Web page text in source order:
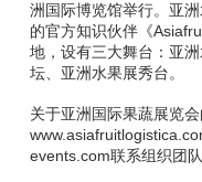
洲国际博览馆举行。亚
的官方知识伙伴《
地，设有三大舞台：亚
坛、亚洲水果展秀台。
关于亚洲国际果蔬展览
events.com联系组织团队